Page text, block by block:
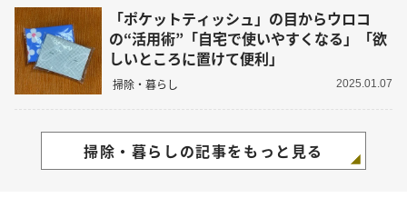
「ポケットティッシュ」の目からウロコ
の“活用術”「自宅で使いやすくなる」「欲
しいところに置けて便利」
掃除・暮らし 2025.01.07
掃除・暮らしの記事をもっと見る